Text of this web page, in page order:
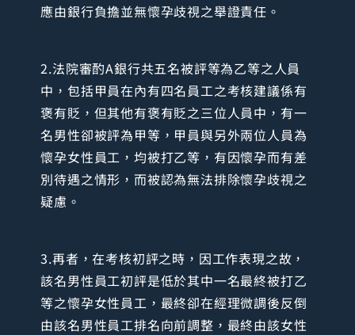
應由銀行負擔並無懷孕歧視之舉證責任。
2.法院審酌A銀行共五名被評等為乙等之人員
中，包括甲員在內有四名員工之考核建議係有
褒有貶，但其他有褒有貶之三位人員中，有一
名男性卻被評為甲等，甲員與另外兩位人員為
懷孕女性員工，均被打乙等，有因懷孕而有差
別待遇之情形，而被認為無法排除懷孕歧視之
疑慮。
3.再者，在考核初評之時，因工作表現之故，
該名男性員工初評是低於其中一名最終被打乙
等之懷孕女性員工，最終卻在經理微調後反倒
由該名男性員工排名向前調整，最終由該女性